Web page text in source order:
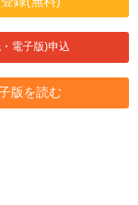
電子版)申込
版を読む